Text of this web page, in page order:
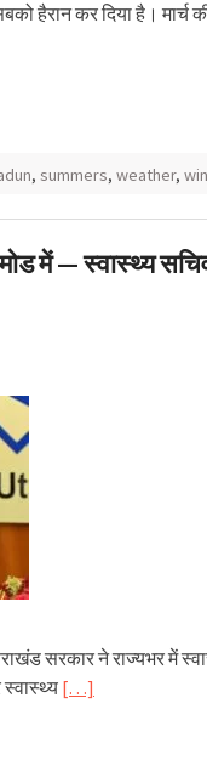
हैरान कर दिया है।
, summers, weather,
में — स्वास्थ्य
सरकार ने राज्यभर में
स्वास्थ्य […]